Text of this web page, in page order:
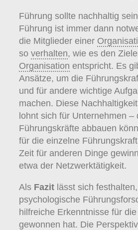
Führung sollte nachhaltig
Führung ist immer dann
die Mitglieder einer
so verhalten, wie es den
Organisation entspricht. Es
Ansätze, um die
und für andere wichtige
machen. Diese
lohnt sich für Unternehmen –
Führungskräfte abbauen
für die einzelne
Zeit für anderen Dinge
etwa der Netzwerktätigkeit.
Als Fazit lässt sich
psychologische
hilfreiche Erkenntnisse für
gewonnen hat. Die